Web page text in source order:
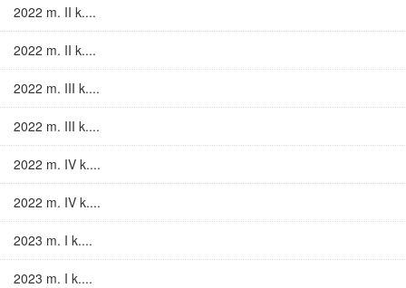
2022 m. II k....
2022 m. II k....
2022 m. III k....
2022 m. III k....
2022 m. IV k....
2022 m. IV k....
2023 m. I k....
2023 m. I k....